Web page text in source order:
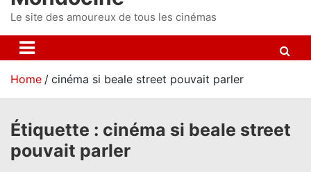
n
t
Le site des amoureux de tous les cinémas
Home cinéma si beale street pouvait parler
Étiquette : cinéma si beale street
pouvait parler